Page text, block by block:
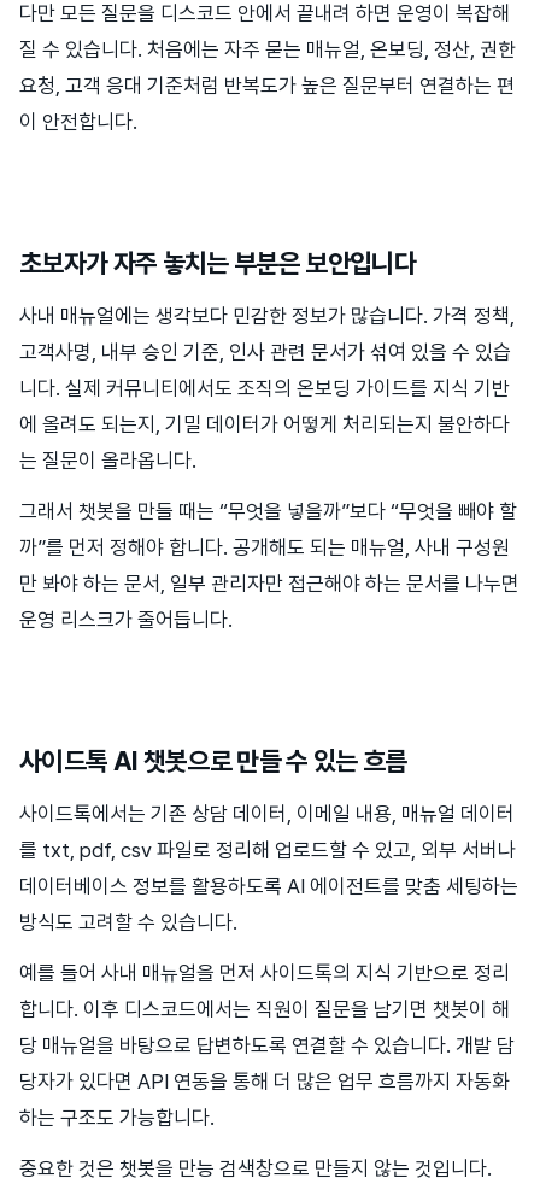
다만 모든 질문을 디스코드 안에서 끝내려 하면 운영이 복잡해
질 수 있습니다. 처음에는 자주 묻는 매뉴얼, 온보딩, 정산, 권한
요청, 고객 응대 기준처럼 반복도가 높은 질문부터 연결하는 편
이 안전합니다.
초보자가 자주 놓치는 부분은 보안입니다
사내 매뉴얼에는 생각보다 민감한 정보가 많습니다. 가격 정책,
고객사명, 내부 승인 기준, 인사 관련 문서가 섞여 있을 수 있습
니다. 실제 커뮤니티에서도 조직의 온보딩 가이드를 지식 기반
에 올려도 되는지, 기밀 데이터가 어떻게 처리되는지 불안하다
는 질문이 올라옵니다.
그래서 챗봇을 만들 때는 “무엇을 넣을까”보다 “무엇을 빼야 할
까”를 먼저 정해야 합니다. 공개해도 되는 매뉴얼, 사내 구성원
만 봐야 하는 문서, 일부 관리자만 접근해야 하는 문서를 나누면
운영 리스크가 줄어듭니다.
사이드톡 AI 챗봇으로 만들 수 있는 흐름
사이드톡에서는 기존 상담 데이터, 이메일 내용, 매뉴얼 데이터
를 txt, pdf, csv 파일로 정리해 업로드할 수 있고, 외부 서버나
데이터베이스 정보를 활용하도록 AI 에이전트를 맞춤 세팅하는
방식도 고려할 수 있습니다.
예를 들어 사내 매뉴얼을 먼저 사이드톡의 지식 기반으로 정리
합니다. 이후 디스코드에서는 직원이 질문을 남기면 챗봇이 해
당 매뉴얼을 바탕으로 답변하도록 연결할 수 있습니다. 개발 담
당자가 있다면 API 연동을 통해 더 많은 업무 흐름까지 자동화
하는 구조도 가능합니다.
중요한 것은 챗봇을 만능 검색창으로 만들지 않는 것입니다.